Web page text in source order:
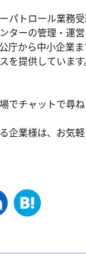
パトロール業務
ターの管理・運
庁から中小企業
を提供しています
でチャットで尋
企業様は、お気